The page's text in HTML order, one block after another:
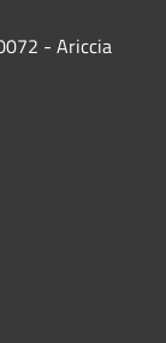
- Ariccia